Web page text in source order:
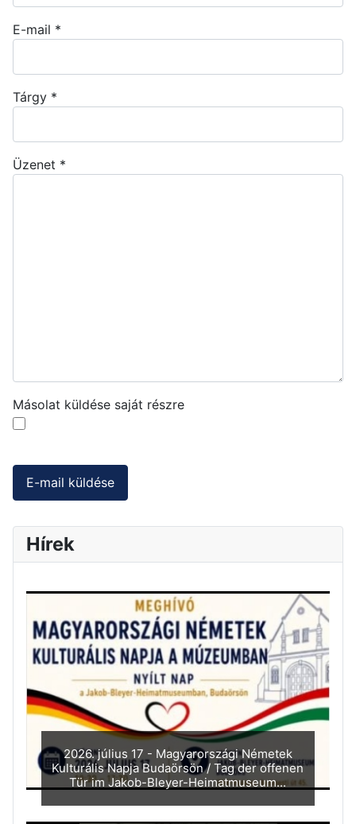
E-mail *
Tárgy *
Üzenet *
Másolat küldése saját részre
E-mail küldése
Hírek
2026. július 17 - Magyarországi Németek
Kulturális Napja Budaörsön / Tag der offenen
Tür im Jakob-Bleyer-Heimatmuseum...